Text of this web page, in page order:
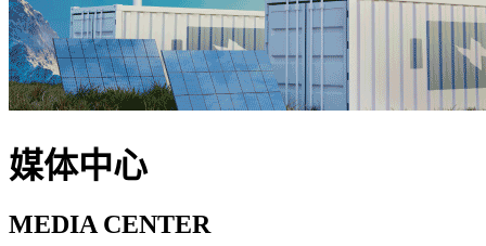
媒体中心
MEDIA CENTER